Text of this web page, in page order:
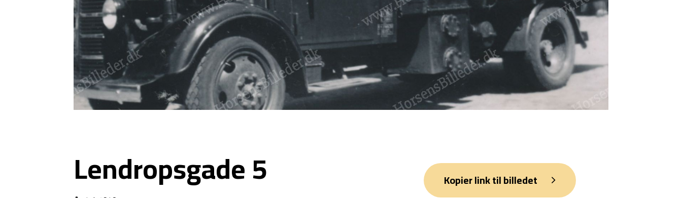
Lendropsgade 5 Kopier link til billedet